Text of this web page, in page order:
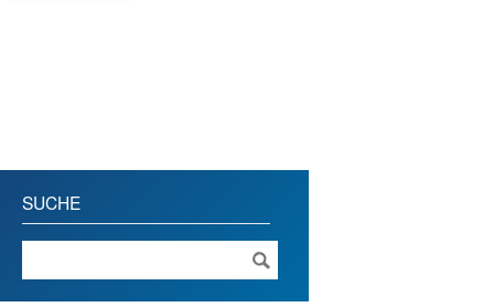
SUCHE